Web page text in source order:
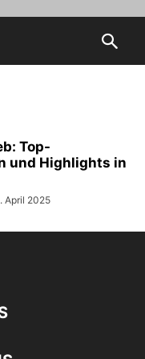
Top-
und Highlights in
April 2025